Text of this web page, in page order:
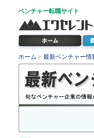
ベンチャー転職サイト
ホーム > 最新ベンチャー情